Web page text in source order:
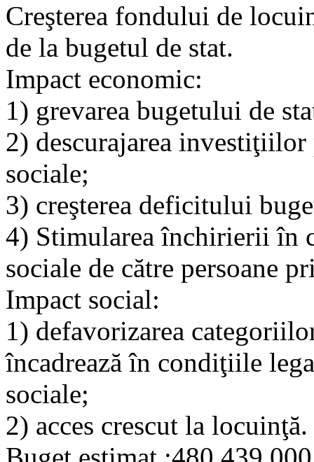
Creşterea fondului de
de la bugetul de stat.
Impact economic:
1) grevarea bugetului de
2) descurajarea
sociale;
3) creşterea deficitului
4) Stimularea închirierii în
sociale de către persoane
Impact social:
1) defavorizarea
încadrează în condiţiile
sociale;
2) acces crescut la